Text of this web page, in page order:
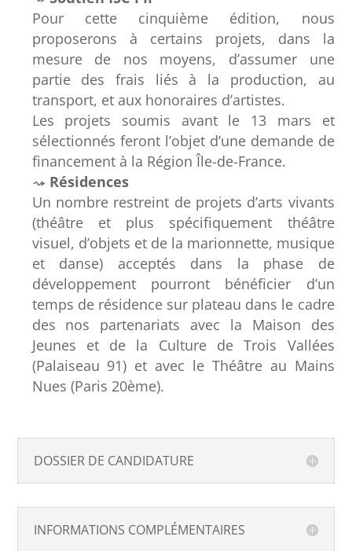
Pour cette cinquième édition, nous
proposerons à certains projets, dans la
mesure de nos moyens, d’assumer une
partie des frais liés à la production, au
transport, et aux honoraires d’artistes.
Les projets soumis avant le 13 mars et
sélectionnés feront l’objet d’une demande de
financement à la Région Île-de-France.
Résidences
Un nombre restreint de projets d’arts vivants
(théâtre et plus spécifiquement théâtre
visuel, d’objets et de la marionnette, musique
et danse) acceptés dans la phase de
développement pourront bénéficier d’un
temps de résidence sur plateau dans le cadre
des nos partenariats avec la Maison des
Jeunes et de la Culture de Trois Vallées
(Palaiseau 91) et avec le Théâtre au Mains
Nues (Paris 20ème).
DOSSIER DE CANDIDATURE
INFORMATIONS COMPLÉMENTAIRES